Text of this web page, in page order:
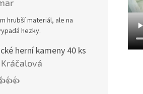
produktu je 4 z 5 hvězdiček.
hrubší materiál, ale na
hezky.
herní kameny 40 ks
produktu je 5 z 5 hvězdiček.
Kráčalová